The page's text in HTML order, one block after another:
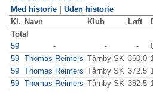
Med historie
Uden historie
Kl. Navn Klub Løft
Total
59
- - -
59 Thomas Reimers Tårnby SK 360.0
59 Thomas Reimers Tårnby SK 372.5
59 Thomas Reimers Tårnby SK 382.5